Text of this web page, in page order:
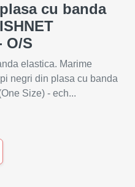
cu banda
O/S
elastica. Marime
negri din plasa cu banda
Size) - ech...